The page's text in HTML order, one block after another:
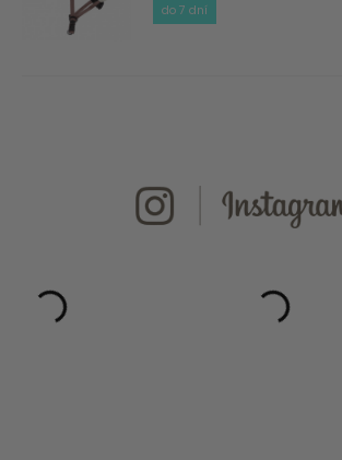
do 7 dní